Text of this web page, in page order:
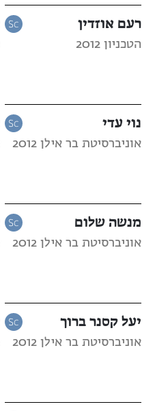
רעם אוזדין
הטכניון 2012
נוי עדי
אוניברסיטת בר אילן 2012
מנשה שלום
אוניברסיטת בר אילן 2012
יעל קסנר ברוך
אוניברסיטת בר אילן 2012